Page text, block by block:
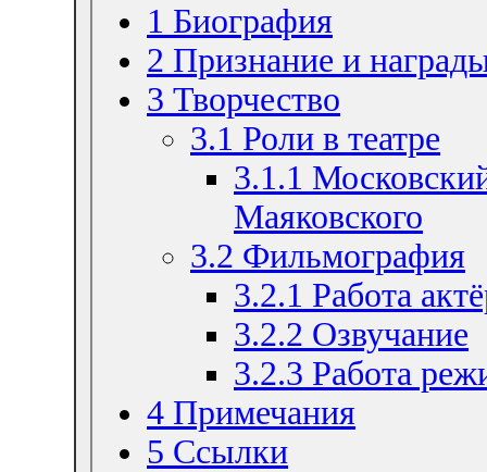
1 Биография
2 Признание и
3 Творчество
3.1 Роли в театре
3.1.1
Маяковского
3.2 Фильмография
3.2.1 Работа
3.2.2 Озвучание
3.2.3 Работа
4 Примечания
5 Ссылки